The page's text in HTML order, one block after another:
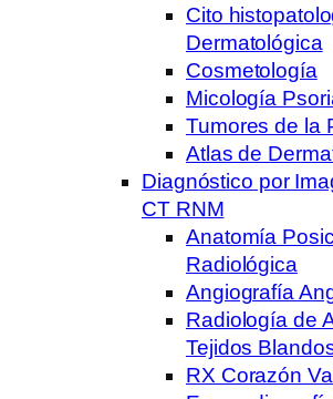
Cito
Dermatológica
Cosmetología
Micología
Tumores de la
Atlas de
Diagnóstico por
CT RNM
Anatomía
Radiológica
Angiografía
Radiología de
Tejidos
RX Corazón